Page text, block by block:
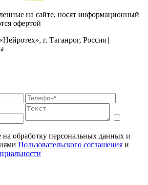
на сайте, носят информационный
офертой
г. Таганрог, Россия |
на обработку персональных данных и
Пользовательского соглашения и